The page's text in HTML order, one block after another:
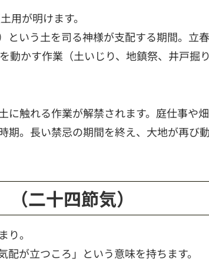
用が明けます。
という土を司る神様が支配する期間。立
動かす作業（土いじり、地鎮祭、井戸掘
に触れる作業が解禁されます。庭仕事や
期。長い禁忌の期間を終え、大地が再び
二十四節気）
り。
配が立つころ」という意味を持ちます。